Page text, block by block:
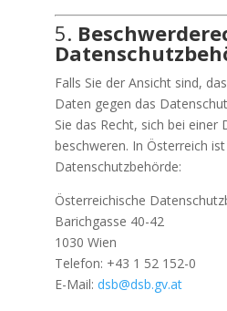
5.
Falls Sie der Ansicht sind,
Daten gegen das
Sie das Recht, sich bei einer
beschweren. In Österreich
Datenschutzbehörde:
Österreichische
Barichgasse 40-42
1030 Wien
Telefon: +43 1 52 152-0
E-Mail: dsb@dsb.gv.at